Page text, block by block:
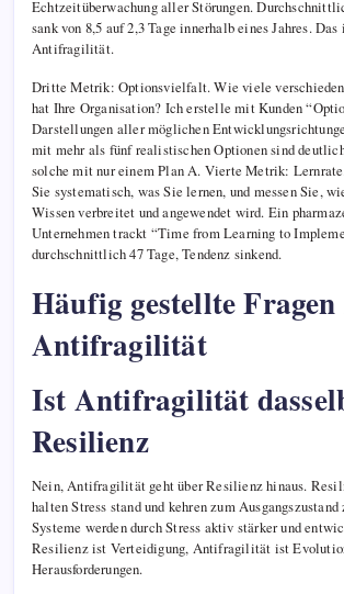
Echtzeitüberwachung aller Störungen.
sank von 8,5 auf 2,3 Tage innerhalb eines Jahres. Das
Antifragilität.
Dritte Metrik: Optionsvielfalt. Wie viele
hat Ihre Organisation? Ich erstelle mit Kunden
Darstellungen aller möglichen
mit mehr als fünf realistischen Optionen sind
solche mit nur einem Plan A. Vierte Metrik:
Sie systematisch, was Sie lernen, und messen Sie,
Wissen verbreitet und angewendet wird. Ein
Unternehmen trackt “Time from Learning to
durchschnittlich 47 Tage, Tendenz sinkend.
Häufig gestellte Fragen
Antifragilität
Ist Antifragilität
Resilienz
Nein, Antifragilität geht über Resilienz hinaus.
halten Stress stand und kehren zum
Systeme werden durch Stress aktiv stärker und
Resilienz ist Verteidigung, Antifragilität ist
Herausforderungen.